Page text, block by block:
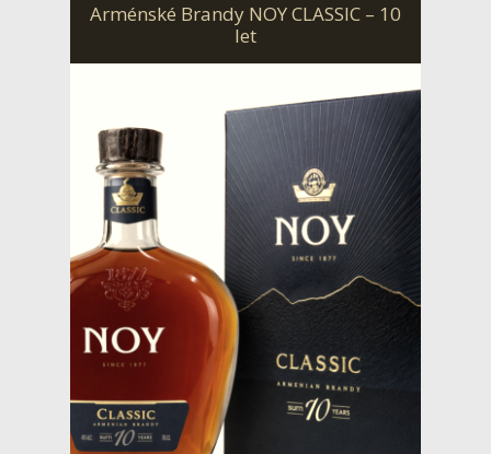
Arménské Brandy NOY CLASSIC – 10
let